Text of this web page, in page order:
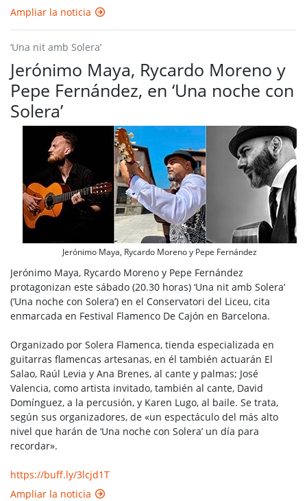
Ampliar la noticia
‘Una nit amb Solera’
Jerónimo Maya, Rycardo Moreno y
Pepe Fernández, en ‘Una noche con
Solera’
Jerónimo Maya, Rycardo Moreno y Pepe Fernández
Jerónimo Maya, Rycardo Moreno y Pepe Fernández
protagonizan este sábado (20.30 horas) ‘Una nit amb Solera’
(‘Una noche con Solera’) en el Conservatori del Liceu, cita
enmarcada en Festival Flamenco De Cajón en Barcelona.
Organizado por Solera Flamenca, tienda especializada en
guitarras flamencas artesanas, en él también actuarán El
Salao, Raúl Levia y Ana Brenes, al cante y palmas; José
Valencia, como artista invitado, también al cante, David
Domínguez, a la percusión, y Karen Lugo, al baile. Se trata,
según sus organizadores, de «un espectáculo del más alto
nivel que harán de ‘Una noche con Solera’ un día para
recordar».
https://buff.ly/3lcjd1T
Ampliar la noticia